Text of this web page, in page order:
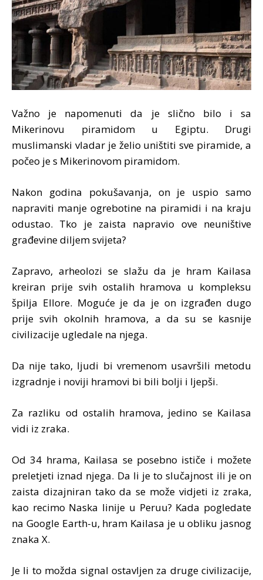
Važno je napomenuti da je slično bilo i sa
Mikerinovu piramidom u Egiptu. Drugi
muslimanski vladar je želio uništiti sve piramide, a
počeo je s Mikerinovom piramidom.
Nakon godina pokušavanja, on je uspio samo
napraviti manje ogrebotine na piramidi i na kraju
odustao. Tko je zaista napravio ove neuništive
građevine diljem svijeta?
Zapravo, arheolozi se slažu da je hram Kailasa
kreiran prije svih ostalih hramova u kompleksu
špilja Ellore. Moguće je da je on izgrađen dugo
prije svih okolnih hramova, a da su se kasnije
civilizacije ugledale na njega.
Da nije tako, ljudi bi vremenom usavršili metodu
izgradnje i noviji hramovi bi bili bolji i ljepši.
Za razliku od ostalih hramova, jedino se Kailasa
vidi iz zraka.
Od 34 hrama, Kailasa se posebno ističe i možete
preletjeti iznad njega. Da li je to slučajnost ili je on
zaista dizajniran tako da se može vidjeti iz zraka,
kao recimo Naska linije u Peruu? Kada pogledate
na Google Earth-u, hram Kailasa je u obliku jasnog
znaka X.
Je li to možda signal ostavljen za druge civilizacije,